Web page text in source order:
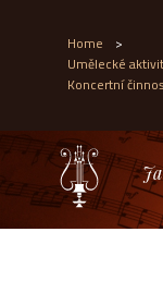
Home >
Umělecké
Koncertní